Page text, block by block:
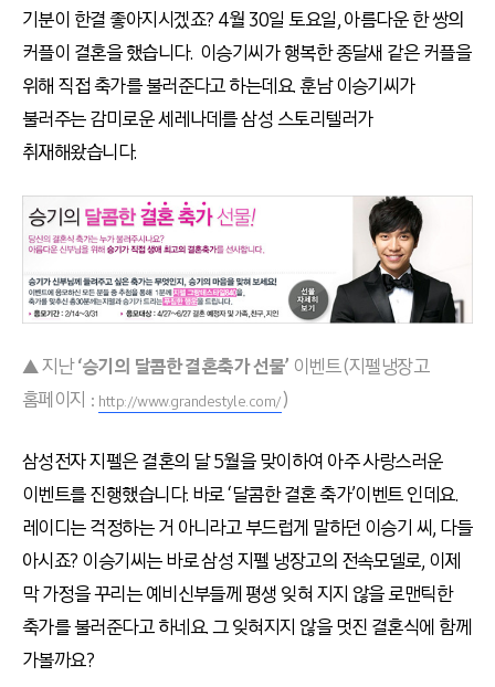
기분이 한결 좋아지시겠죠? 4월 30일 토요일, 아름다운 한 쌍의
커플이 결혼을 했습니다. 이승기씨가 행복한 종달새 같은 커플을
위해 직접 축가를 불러준다고 하는데요. 훈남 이승기씨가
불러주는 감미로운 세레나데를 삼성 스토리텔러가
취재해왔습니다.
▲ 지난‘승기의 달콤한 결혼축가 선물’ 이벤트 (지펠냉장고
홈페이지 : http://www.grandestyle.com/)
삼성전자 지펠은 결혼의 달 5월을 맞이하여 아주 사랑스러운
이벤트를 진행했습니다. 바로 ‘달콤한 결혼 축가’이벤트 인데요.
레이디는 걱정하는 거 아니라고 부드럽게 말하던 이승기 씨, 다들
아시죠? 이승기씨는 바로 삼성 지펠 냉장고의 전속모델로, 이제
막 가정을 꾸리는 예비신부들께 평생 잊혀 지지 않을 로맨틱한
축가를 불러준다고 하네요. 그 잊혀지지 않을 멋진 결혼식에 함께
가볼까요?